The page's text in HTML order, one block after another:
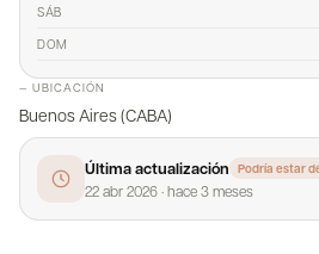
SÁB
DOM
— UBICACIÓN
Buenos Aires (CABA)
Última actualización Podría estar
22 abr 2026·hace 3 meses